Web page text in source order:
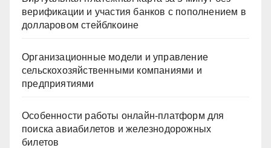
верификации и участия банков с пополнением в
долларовом стейблкоине
Организационные модели и управление
сельскохозяйственными компаниями и
предприятиями
Особенности работы онлайн-платформ для
поиска авиабилетов и железнодорожных
билетов